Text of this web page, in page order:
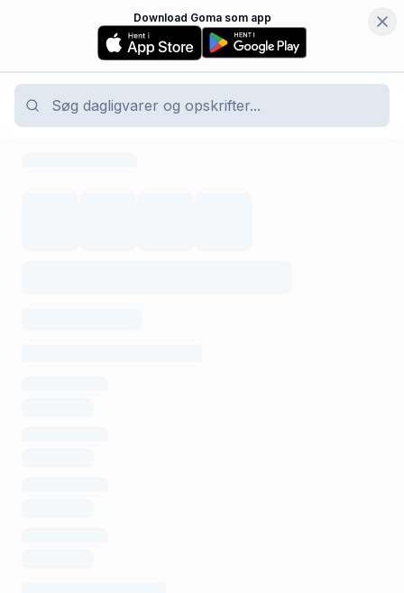
Download Goma som app